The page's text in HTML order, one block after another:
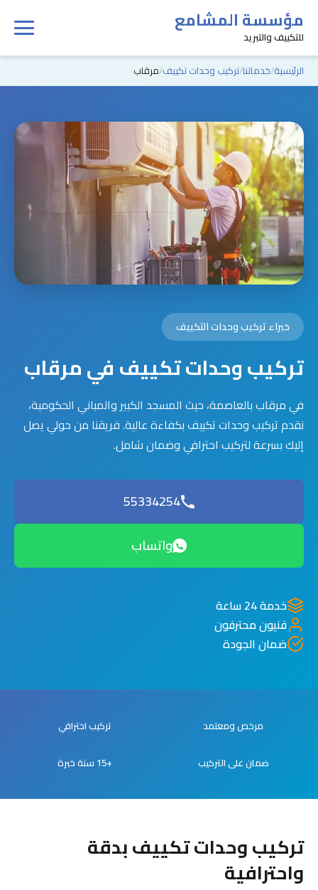
مؤسسة المشامع
للتكييف والتبريد
الرئيسية خدماتنا تركيب وحدات تكييف مرقاب
خبراء تركيب وحدات التكييف
تركيب وحدات تكييف في مرقاب
في مرقاب بالعاصمة، حيث المسجد الكبير والمباني الحكومية،
نقدم تركيب وحدات تكييف بكفاءة عالية. فريقنا من حولي يصل
إليك بسرعة لتركيب احترافي وضمان شامل.
55334254
واتساب
خدمة 24 ساعة
فنيون محترفون
ضمان الجودة
مرخص ومعتمد تركيب احترافي
ضمان على التركيب +15 سنة خبرة
تركيب وحدات تكييف بدقة
واحترافية